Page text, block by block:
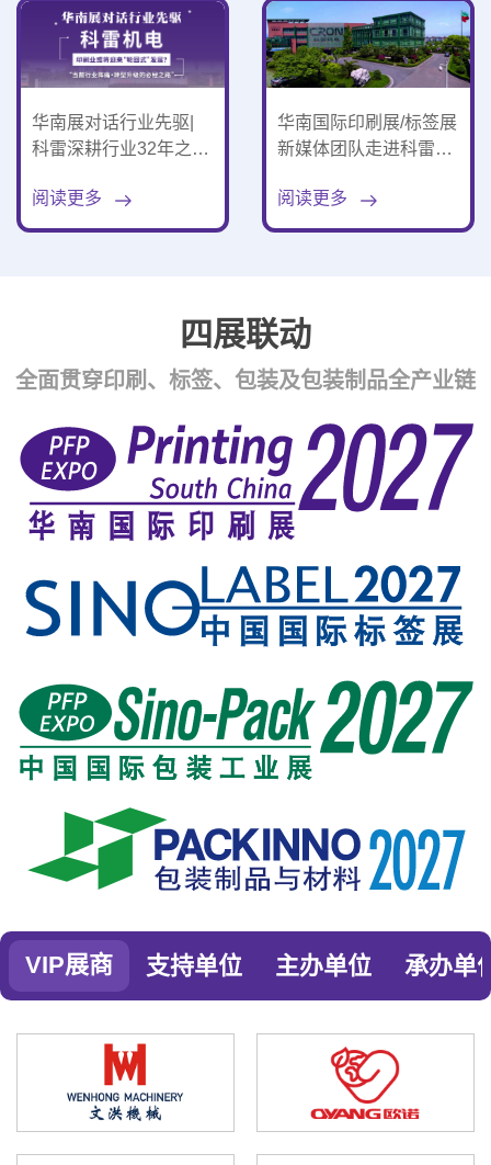
华南展对话行业先驱|
科雷深耕行业32年之洞
回式”发展
阅读更多
华南国际印刷展/标签展
新媒体团队走进科雷机
阅读更多
四展联动
全面贯穿印刷、标签、包装及包装制品全产业链
VIP展商 支持单位 主办单位 承办单